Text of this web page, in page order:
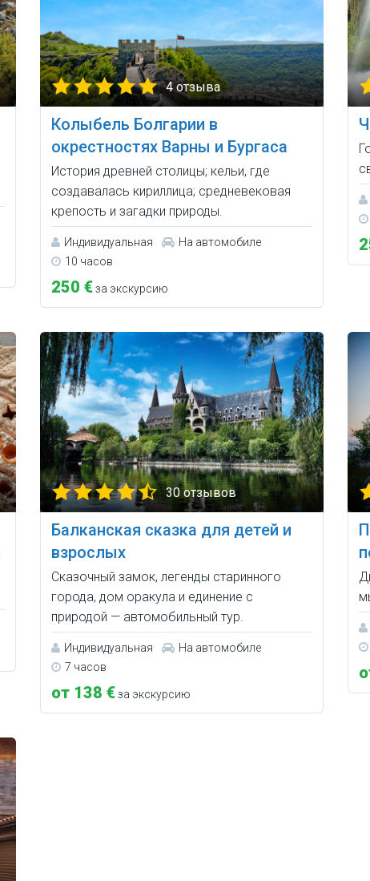
4 отзыва
Колыбель Болгарии в
окрестностях Варны и Бургаса
История древней столицы; кельи, где
создавалась кириллица; средневековая
крепость и загадки природы.
Индивидуальная
На автомобиле
10 часов
250 €за экскурсию
30 отзывов
Балканская сказка для детей и
взрослых
Сказочный замок, легенды старинного
города, дом оракула и единение с
природой — автомобильный тур.
Индивидуальная
На автомобиле
7 часов
от 138 €за экскурсию